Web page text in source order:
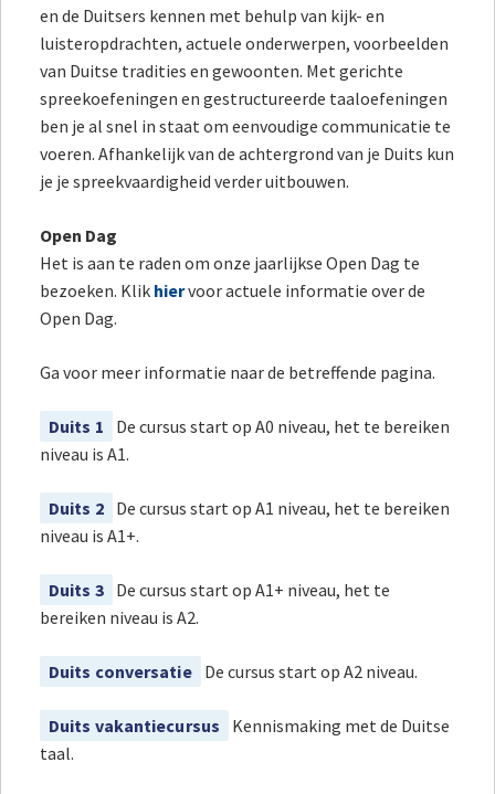
en de Duitsers kennen met behulp van kijk- en
luisteropdrachten, actuele onderwerpen, voorbeelden
van Duitse tradities en gewoonten. Met gerichte
spreekoefeningen en gestructureerde taaloefeningen
ben je al snel in staat om eenvoudige communicatie te
voeren. Afhankelijk van de achtergrond van je Duits kun
je je spreekvaardigheid verder uitbouwen.
Open Dag
Het is aan te raden om onze jaarlijkse Open Dag te
bezoeken. Klik hiervoor actuele informatie over de
Open Dag.
Ga voor meer informatie naar de betreffende pagina.
Duits 1
De cursus start op A0 niveau, het te bereiken
niveau is A1.
Duits 2
De cursus start op A1 niveau, het te bereiken
niveau is A1+.
Duits 3
De cursus start op A1+ niveau, het te
bereiken niveau is A2.
Duits conversatie De cursus start op A2 niveau.
Duits vakantiecursus
Kennismaking met de Duitse
taal.